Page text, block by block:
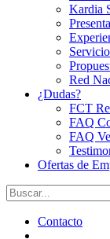
Kardia
Red
¿Dudas?
FCT
FAQ
FAQ
Ofertas de
Contacto